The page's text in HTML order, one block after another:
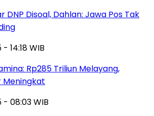
DNP Disoal, Dahlan: Jawa Pos Tak
14:18 WIB
Rp285 Triliun Melayang,
Meningkat
- 08:03 WIB